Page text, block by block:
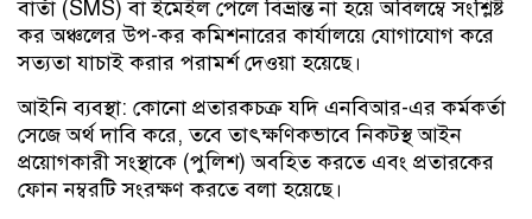
বার্তা (SMS) বা ইমেইল পেলে বিভ্রান্ত না হয়ে অবিলম্বে সংশ্লিষ্ট
কর অঞ্চলের উপ-কর কমিশনারের কার্যালয়ে যোগাযোগ করে
সত্যতা যাচাই করার পরামর্শ দেওয়া হয়েছে।
আইনি ব্যবস্থা: কোনো প্রতারকচক্র যদি এনবিআর-এর কর্মকর্তা
সেজে অর্থ দাবি করে, তবে তাৎক্ষণিকভাবে নিকটস্থ আইন
প্রয়োগকারী সংস্থাকে (পুলিশ) অবহিত করতে এবং প্রতারকের
ফোন নম্বরটি সংরক্ষণ করতে বলা হয়েছে।